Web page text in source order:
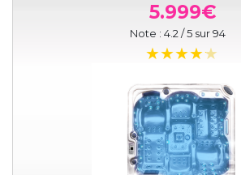
5.999€
Note : 4.2 / 5 sur94